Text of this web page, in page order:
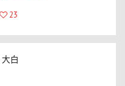
23
大白